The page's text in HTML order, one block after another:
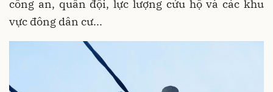
công an, quân đội, lực lượng cứu hộ và các khu
vực đông dân cư...